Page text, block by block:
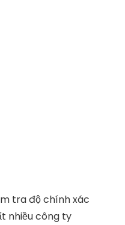
tra độ chính xác
nhiều công ty